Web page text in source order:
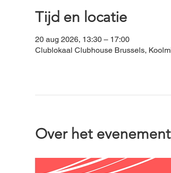
Tijd en locatie
20 aug 2026, 13:30 – 17:00
Clublokaal Clubhouse Brussels,
Over het evenement